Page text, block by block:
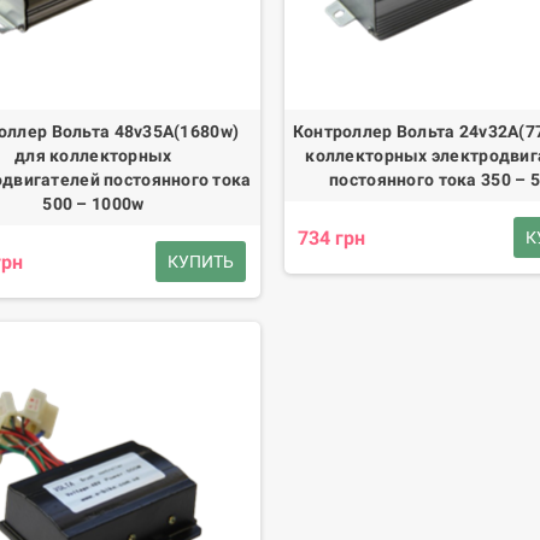
Вольта 48v35А(1680w)
для коллекторных
постоянного тока
500 – 1000w
КУПИТЬ
Контроллер Вольта
коллекторных
постоянного тока 350 –
734 грн